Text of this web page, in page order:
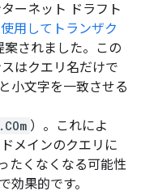
ーネット ドラフト
用してトランザク
案されました。この
はクエリ名だけで
小文字を一致させる
）。これによ
メインのクエリに
たくなくなる可能性
効果的です。